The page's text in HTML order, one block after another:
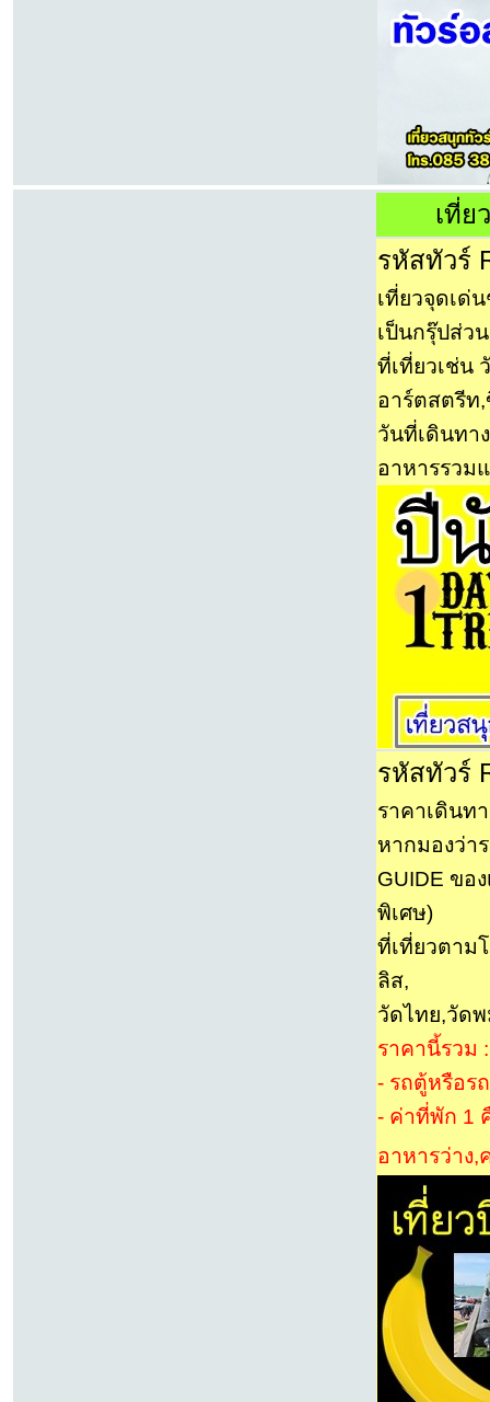
เที่ย
รหัสทัวร์
เที่ยวจุดเด่
เป็นกรุ๊ปส่ว
ที่เที่ยวเช่น
อาร์ตสตรีท
วันที่เดินทา
อาหารรวม
รหัสทัวร์
ราคาเดินท
หากมองว่า
GUIDE ขอ
พิเศษ)
ที่เที่ยวตาม
ลิส,
วัดไทย,วัดพ
ราคานี้รวม
- รถตู้หรือร
- ค่าที่พัก 1
อาหารว่าง